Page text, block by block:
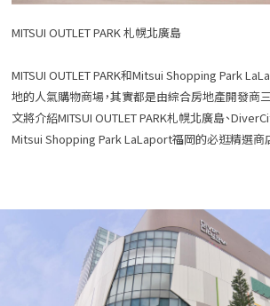
MITSUI OUTLET PARK 札幌北廣島
MITSUI OUTLET PARK和Mitsui Shopping Park
地的人氣購物商場，其實都是由綜合房地產開發商
文將介紹MITSUI OUTLET PARK札幌北廣島、
Mitsui Shopping Park LaLaport福岡的必逛精選商